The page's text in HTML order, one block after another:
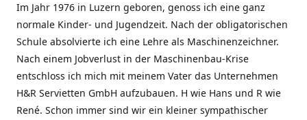
Im Jahr 1976 in Luzern geboren, genoss ich eine ganz
normale Kinder- und Jugendzeit. Nach der obligatorischen
Schule absolvierte ich eine Lehre als Maschinenzeichner.
Nach einem Jobverlust in der Maschinenbau-Krise
entschloss ich mich mit meinem Vater das Unternehmen
H&R Servietten GmbH aufzubauen. H wie Hans und R wie
René. Schon immer sind wir ein kleiner sympathischer